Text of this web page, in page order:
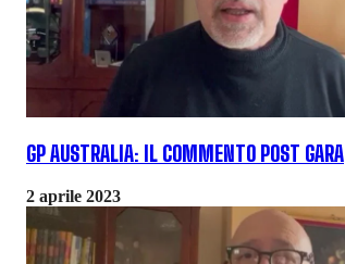
GP AUSTRALIA: IL COMMENTO POST GARA
2 aprile 2023